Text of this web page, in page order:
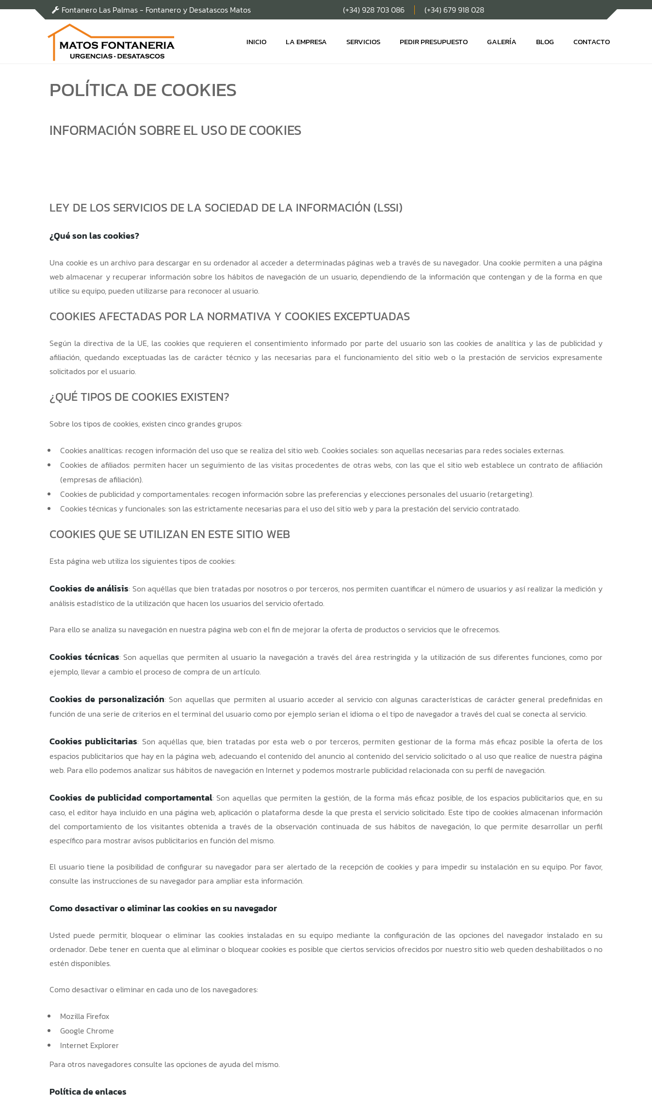
Fontanero Las Palmas - Fontanero y Desatascos Matos (+34) 928 703 086 (+34) 679 918 028
INICIO LA EMPRESA SERVICIOS PEDIR PRESUPUESTO GALERÍA BLOG CONTACTO
POLÍTICA DE COOKIES
INFORMACIÓN SOBRE EL USO DE COOKIES
LEY DE LOS SERVICIOS DE LA SOCIEDAD DE LA INFORMACIÓN (LSSI)
¿Qué son las cookies?
Una cookie es un archivo para descargar en su ordenador al acceder a determinadas páginas web a través de su navegador. Una cookie permiten a una página
web almacenar y recuperar información sobre los hábitos de navegación de un usuario, dependiendo de la información que contengan y de la forma en que
utilice su equipo, pueden utilizarse para reconocer al usuario.
COOKIES AFECTADAS POR LA NORMATIVA Y COOKIES EXCEPTUADAS
Según la directiva de la UE, las cookies que requieren el consentimiento informado por parte del usuario son las cookies de analítica y las de publicidad y
afiliación, quedando exceptuadas las de carácter técnico y las necesarias para el funcionamiento del sitio web o la prestación de servicios expresamente
solicitados por el usuario.
¿QUÉ TIPOS DE COOKIES EXISTEN?
Sobre los tipos de cookies, existen cinco grandes grupos:
Cookies analíticas: recogen información del uso que se realiza del sitio web. Cookies sociales: son aquellas necesarias para redes sociales externas.
Cookies de afiliados: permiten hacer un seguimiento de las visitas procedentes de otras webs, con las que el sitio web establece un contrato de afiliación
(empresas de afiliación).
Cookies de publicidad y comportamentales: recogen información sobre las preferencias y elecciones personales del usuario (retargeting).
Cookies técnicas y funcionales: son las estrictamente necesarias para el uso del sitio web y para la prestación del servicio contratado.
COOKIES QUE SE UTILIZAN EN ESTE SITIO WEB
Esta página web utiliza los siguientes tipos de cookies:
Cookies de análisis: Son aquéllas que bien tratadas por nosotros o por terceros, nos permiten cuantificar el número de usuarios y así realizar la medición y
análisis estadístico de la utilización que hacen los usuarios del servicio ofertado.
Para ello se analiza su navegación en nuestra página web con el fin de mejorar la oferta de productos o servicios que le ofrecemos.
Cookies técnicas: Son aquellas que permiten al usuario la navegación a través del área restringida y la utilización de sus diferentes funciones, como por
ejemplo, llevar a cambio el proceso de compra de un artículo.
Cookies de personalización: Son aquellas que permiten al usuario acceder al servicio con algunas características de carácter general predefinidas en
función de una serie de criterios en el terminal del usuario como por ejemplo serian el idioma o el tipo de navegador a través del cual se conecta al servicio.
Cookies publicitarias: Son aquéllas que, bien tratadas por esta web o por terceros, permiten gestionar de la forma más eficaz posible la oferta de los
espacios publicitarios que hay en la página web, adecuando el contenido del anuncio al contenido del servicio solicitado o al uso que realice de nuestra página
web. Para ello podemos analizar sus hábitos de navegación en Internet y podemos mostrarle publicidad relacionada con su perfil de navegación.
Cookies de publicidad comportamental: Son aquellas que permiten la gestión, de la forma más eficaz posible, de los espacios publicitarios que, en su
caso, el editor haya incluido en una página web, aplicación o plataforma desde la que presta el servicio solicitado. Este tipo de cookies almacenan información
del comportamiento de los visitantes obtenida a través de la observación continuada de sus hábitos de navegación, lo que permite desarrollar un perfil
específico para mostrar avisos publicitarios en función del mismo.
El usuario tiene la posibilidad de configurar su navegador para ser alertado de la recepción de cookies y para impedir su instalación en su equipo. Por favor,
consulte las instrucciones de su navegador para ampliar esta información.
Como desactivar o eliminar las cookies en su navegador
Usted puede permitir, bloquear o eliminar las cookies instaladas en su equipo mediante la configuración de las opciones del navegador instalado en su
ordenador. Debe tener en cuenta que al eliminar o bloquear cookies es posible que ciertos servicios ofrecidos por nuestro sitio web queden deshabilitados o no
estén disponibles.
Como desactivar o eliminar en cada uno de los navegadores:
Mozilla Firefox
Google Chrome
Internet Explorer
Para otros navegadores consulte las opciones de ayuda del mismo.
Política de enlaces